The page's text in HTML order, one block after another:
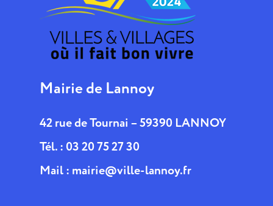
Mairie de Lannoy
42 rue de Tournai – 59390 LANNOY
Tél. : 03 20 75 27 30
Mail : mairie@ville-lannoy.fr